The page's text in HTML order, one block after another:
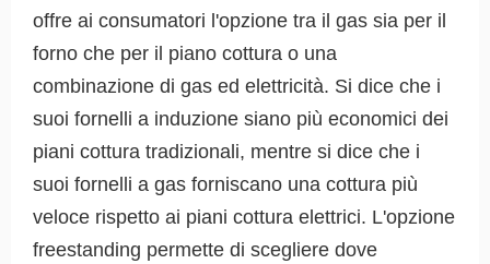
offre ai consumatori l'opzione tra il gas sia per il
forno che per il piano cottura o una
combinazione di gas ed elettricità. Si dice che i
suoi fornelli a induzione siano più economici dei
piani cottura tradizionali, mentre si dice che i
suoi fornelli a gas forniscano una cottura più
veloce rispetto ai piani cottura elettrici. L'opzione
freestanding permette di scegliere dove